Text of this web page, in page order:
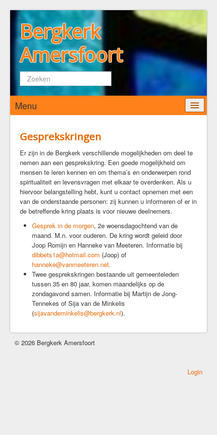
Bergkerk
Amersfoort
Zoeken...
Menu
Wie zijn wij
De Bergkerk
Predikant
Kerkenraad
Pastoraat
Diaconaat
Kerkrentmeesters
Kerkmuziek
Geschiedenis
Veilige kerk
Kerkdiensten
Komende Erediensten
Kapeldienst
Avondgebed
Gesprekskringen
Er zijn in de Bergkerk verschillende mogelijkheden om deel te
nemen aan een gesprekskring. Een goede mogelijkheid om
mensen te leren kennen en om thema’s en onderwerpen rond
spiritualiteit en levensvragen met elkaar te overdenken. Als u
hiervoor belangstelling hebt, kunt u contact opnemen met een
van de onderstaande personen: zij kunnen u informeren of er in
de betreffende kring plaats is voor nieuwe deelnemers.
Gesprek in de morgen, 2e woensdagochtend van de
maand. M.n. voor ouderen. De kring wordt geleid door
Joop Romijn en Hanneke van Meeteren. Informatie bij
dibbets1a@hotmail.com (Joop) of
hanneke@vanmeeteren.net.
Twee gesprekskringen bestaande uit gemeenteleden
tussen 35 en 80 jaar, komen maandelijks op de
zondagavond samen. Informatie bij Martijn de Jong-
Tennekes of Sija van de Minkelis
(sijavandeminkelis@bergkerk.nl).
© 2026 Bergkerk Amersfoort
Login